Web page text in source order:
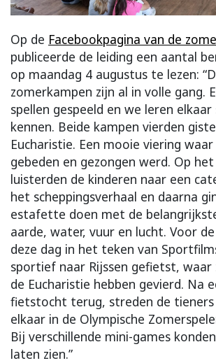
Op de Facebookpagina van de
publiceerde de leiding een aantal
op maandag 4 augustus te lezen:
zomerkampen zijn al in volle gang.
spellen gespeeld en we leren
kennen. Beide kampen vierden
Eucharistie. Een mooie viering
gebeden en gezongen werd. Op
luisterden de kinderen naar een
het scheppingsverhaal en daarna
estafette doen met de
aarde, water, vuur en lucht. Voor
deze dag in het teken van
sportief naar Rijssen gefietst, waar
de Eucharistie hebben gevierd. Na
fietstocht terug, streden de
elkaar in de Olympische
Bij verschillende mini-games
laten zien.”